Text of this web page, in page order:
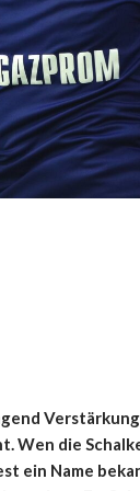
die
ein Name